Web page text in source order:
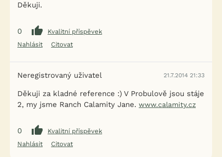
Děkuji.
0
Kvalitní příspěvek
Nahlásit
Citovat
Neregistrovaný uživatel 21.7.2014 21:33
Děkuji za kladné reference :) V Probulově jsou stáje
2, my jsme Ranch Calamity Jane. www.calamity.cz
0
Kvalitní příspěvek
Nahlásit
Citovat